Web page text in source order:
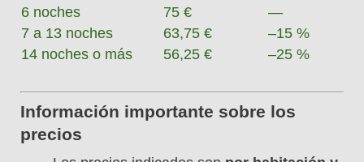
6 noches
75 €
—
7 a 13 noches
63,75 €
–15 %
14 noches o más
56,25 € –25 %
Información importante sobre los
precios